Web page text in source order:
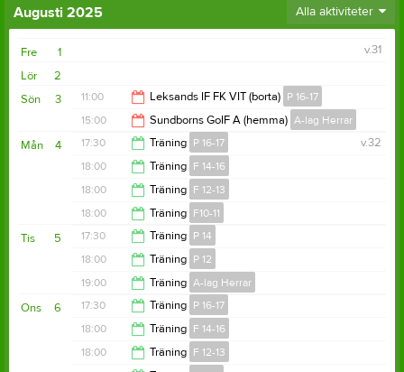
Augusti 2025 Alla aktiviteter
1
Fre
v.31
2
Lör
3
Sön 11:00 Leksands IF FK VIT (borta) P 16-17
12:00
15:00 Sundborns GoIF A (hemma) A-lag Herrar
17:00
4
Mån v.32
17:30 Träning P 16-17
18:30
18:00 Träning F 14-16
19:30
18:00 Träning F 12-13
19:30
18:00 Träning F10-11
19:30
5
Tis 17:30 Träning P 14
19:00
18:00 Träning P 12
19:30
19:00 Träning A-lag Herrar
20:30
6
Ons 17:30 Träning P 16-17
18:30
18:00 Träning F 14-16
18:00 Träning F 12-13